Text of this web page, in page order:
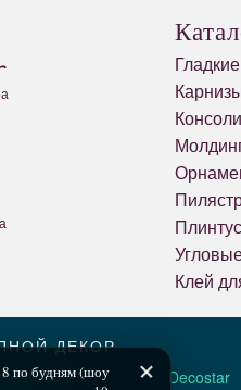
Консоли
Плинтус
Клей
ДЕКОР
Home
Decostar
по будням (шоу